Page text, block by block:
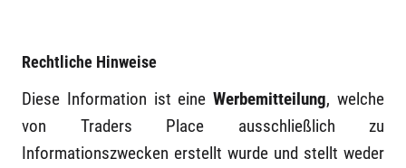
Rechtliche Hinweise
Diese Information ist eineWerbemitteilung, welche
von Traders Place ausschließlich zu
Informationszwecken erstellt wurde und stellt weder